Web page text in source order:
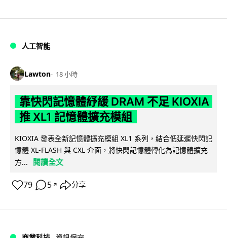
人工智能
Lawton 18 小時
靠快閃記憶體紓緩 DRAM 不足 KIOXIA
推 XL1 記憶體擴充模組
KIOXIA 發表全新記憶體擴充模組 XL1 系列，結合低延遲快閃記
憶體 XL-FLASH 與 CXL 介面，將快閃記憶體轉化為記憶體擴充
方...
閱讀全文
79 5 ↗ 分享